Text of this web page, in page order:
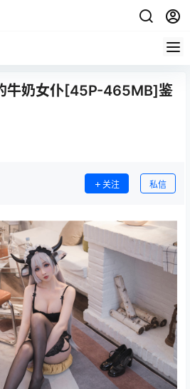
牛奶女仆[45P-465MB]鉴
关注 私信